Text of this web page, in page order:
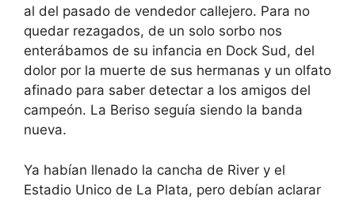
al del pasado de vendedor callejero. Para no
quedar rezagados, de un solo sorbo nos
enterábamos de su infancia en Dock Sud, del
dolor por la muerte de sus hermanas y un olfato
afinado para saber detectar a los amigos del
campeón. La Beriso seguía siendo la banda
nueva.
Ya habían llenado la cancha de River y el
Estadio Unico de La Plata, pero debían aclarar